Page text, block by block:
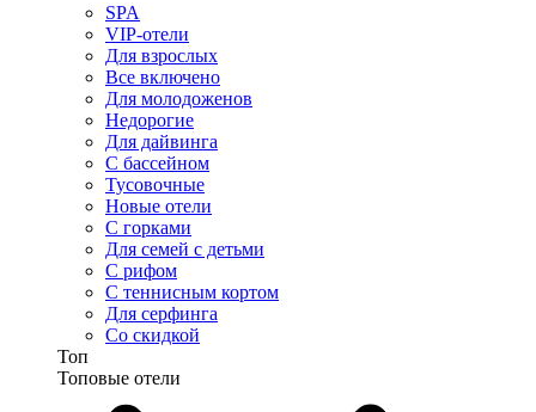
SPA
VIP-отели
Для взрослых
Все включено
Для молодоженов
Недорогие
Для дайвинга
С бассейном
Тусовочные
Новые отели
С горками
Для семей с детьми
С рифом
С теннисным кортом
Для серфинга
Со скидкой
Топ
Топовые отели